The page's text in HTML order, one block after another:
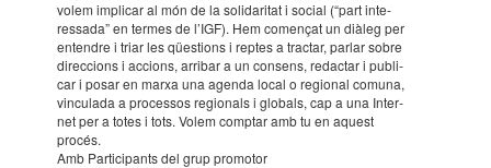
volem impli­car al món de la soli­da­ri­tat i social (“part inte­
res­sada” en termes de l’IGF). Hem comen­çat un diàleg per
enten­dre i triar les qües­ti­ons i reptes a trac­tar, parlar sobre
direc­ci­ons i acci­ons, arri­bar a un consens, redac­tar i publi­
car i posar en marxa una agenda local o regi­o­nal comuna,
vincu­lada a proces­sos regi­o­nals i globals, cap a una Inter­
net per a totes i tots. Volem comp­tar amb tu en aquest
procés.
Amb Parti­ci­pants del grup promo­tor